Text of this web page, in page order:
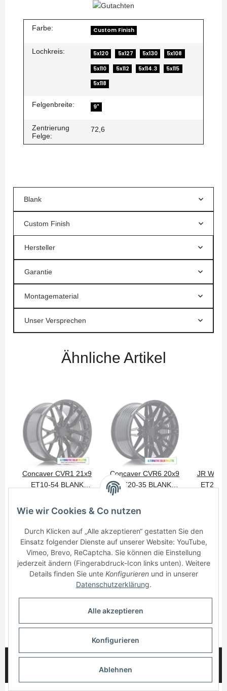
Farbe: Custom Finish
Lochkreis: 5x120 5x127 5x130
5x108
5x110
5x112 5x114.3
5x115
5x118
Felgenbreite: 9"
Zentrierung
Felge:
72,6
Blank
Custom Finish
Hersteller
Garantie
Montagematerial
Unser Versprechen
Ähnliche Artikel
Concaver CVR1 21x9
ET10-54 BLANK
Concaver CVR6 20x9
ET20-35 BLANK
JR
ET20-
Informationen
Handmade with Passion
Wie wir Cookies & Co nutzen
Durch Klicken auf „Alle akzeptieren“ gestatten Sie den
Einsatz folgender Dienste auf unserer Website: YouTube,
Vimeo, Brevo, ReCaptcha. Sie können die Einstellung
jederzeit ändern (Fingerabdruck-Icon links unten). Weitere
Details finden Sie unte Konfigurierenund in unserer
Datenschutzerklärung.
Alle akzeptieren
Konfigurieren
Ablehnen